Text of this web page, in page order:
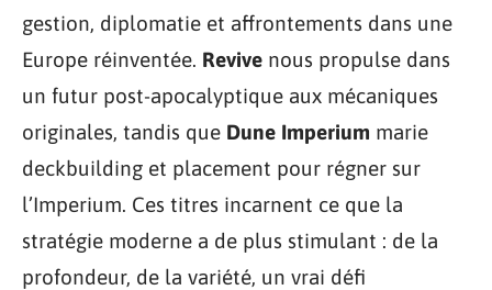
gestion, diplomatie et affrontements dans une
Europe réinventée. Revive nous propulse dans
un futur post-apocalyptique aux mécaniques
originales, tandis que Dune Imperium marie
deckbuilding et placement pour régner sur
l’Imperium. Ces titres incarnent ce que la
stratégie moderne a de plus stimulant : de la
profondeur, de la variété, un vrai défi